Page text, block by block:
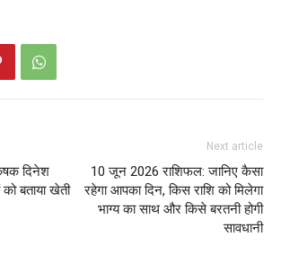
दिनेश
बताया खेती
Next article
10 जून 2026 राशिफल: जानिए कैसा
रहेगा आपका दिन, किस राशि को मिलेगा
भाग्य का साथ और किसे बरतनी होगी
सावधानी